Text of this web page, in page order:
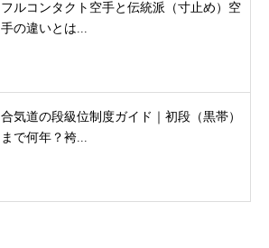
フルコンタクト空手と伝統派（寸止め）空
手の違いとは...
合気道の段級位制度ガイド｜初段（黒帯）
まで何年？袴...